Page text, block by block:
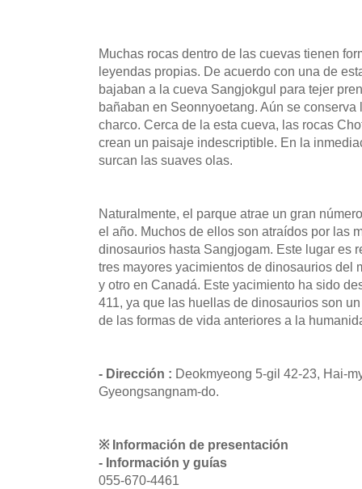
Muchas rocas dentro de las cuevas tienen
leyendas propias. De acuerdo con una de
bajaban a la cueva Sangjokgul para tejer
bañaban en Seonnyoetang. Aún se conserva
charco. Cerca de la esta cueva, las rocas
crean un paisaje indescriptible. En la
surcan las suaves olas.
Naturalmente, el parque atrae un gran
el año. Muchos de ellos son atraídos por las
dinosaurios hasta Sangjogam. Este lugar es
tres mayores yacimientos de dinosaurios del
y otro en Canadá. Este yacimiento ha sido
411, ya que las huellas de dinosaurios son
de las formas de vida anteriores a la
- Dirección : Deokmyeong 5-gil 42-23, Hai-
Gyeongsangnam-do.
※ Información de presentación
- Información y guías
055-670-4461